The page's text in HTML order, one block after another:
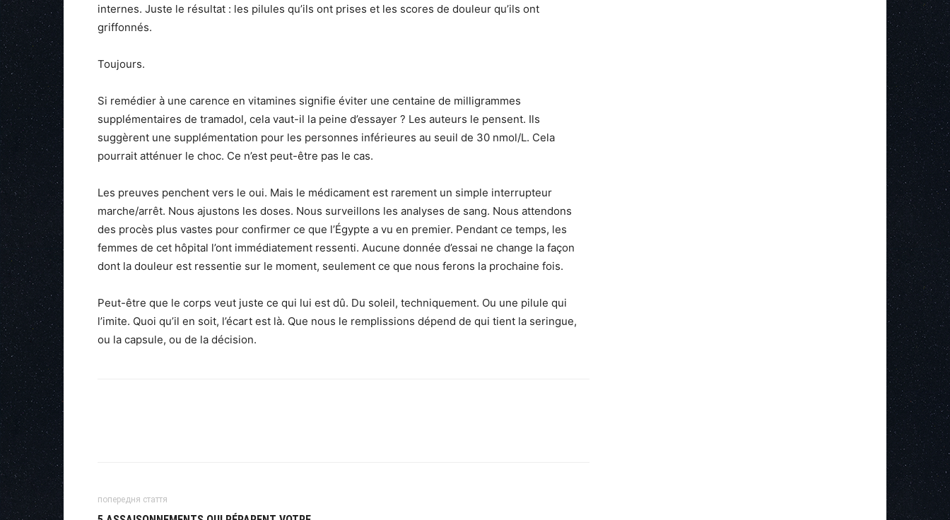
internes. Juste le résultat : les pilules qu’ils ont prises et les scores de douleur qu’ils ont
griffonnés.
Toujours.
Si remédier à une carence en vitamines signifie éviter une centaine de milligrammes
supplémentaires de tramadol, cela vaut-il la peine d’essayer ? Les auteurs le pensent. Ils
suggèrent une supplémentation pour les personnes inférieures au seuil de 30 nmol/L. Cela
pourrait atténuer le choc. Ce n’est peut-être pas le cas.
Les preuves penchent vers le oui. Mais le médicament est rarement un simple interrupteur
marche/arrêt. Nous ajustons les doses. Nous surveillons les analyses de sang. Nous attendons
des procès plus vastes pour confirmer ce que l’Égypte a vu en premier. Pendant ce temps, les
femmes de cet hôpital l’ont immédiatement ressenti. Aucune donnée d’essai ne change la façon
dont la douleur est ressentie sur le moment, seulement ce que nous ferons la prochaine fois.
Peut-être que le corps veut juste ce qui lui est dû. Du soleil, techniquement. Ou une pilule qui
l’imite. Quoi qu’il en soit, l’écart est là. Que nous le remplissions dépend de qui tient la seringue,
ou la capsule, ou de la décision.
попередня стаття